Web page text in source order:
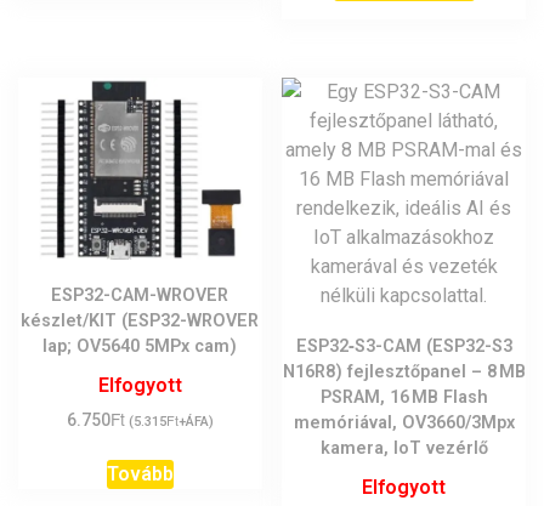
ESP32-CAM-WROVER
készlet/KIT (ESP32-WROVER
lap; OV5640 5MPx cam)
Elfogyott
6.750Ft (5.315Ft+ÁFA)
Tovább
ESP32‑S3-CAM (ESP32-S3
N16R8) fejlesztőpanel – 8 MB
PSRAM, 16 MB Flash
memóriával, OV3660/3Mpx
kamera, IoT vezérlő
Elfogyott